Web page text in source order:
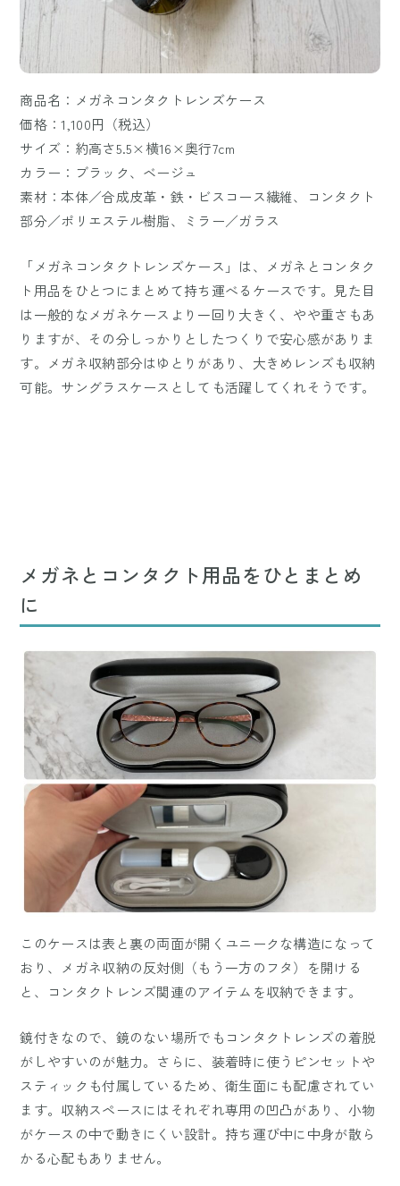
商品名：メガネコンタクトレンズケース
価格：1,100円（税込）
サイズ：約高さ5.5×横16×奥行7cm
カラー：ブラック、ベージュ
素材：本体／合成皮革・鉄・ビスコース繊維、コンタクト
部分／ポリエステル樹脂、ミラー／ガラス
「メガネコンタクトレンズケース」は、メガネとコンタク
ト用品をひとつにまとめて持ち運べるケースです。見た目
は一般的なメガネケースより一回り大きく、やや重さもあ
りますが、その分しっかりとしたつくりで安心感がありま
す。メガネ収納部分はゆとりがあり、大きめレンズも収納
可能。サングラスケースとしても活躍してくれそうです。
メガネとコンタクト用品をひとまとめ
に
このケースは表と裏の両面が開くユニークな構造になって
おり、メガネ収納の反対側（もう一方のフタ）を開ける
と、コンタクトレンズ関連のアイテムを収納できます。
鏡付きなので、鏡のない場所でもコンタクトレンズの着脱
がしやすいのが魅力。さらに、装着時に使うピンセットや
スティックも付属しているため、衛生面にも配慮されてい
ます。収納スペースにはそれぞれ専用の凹凸があり、小物
がケースの中で動きにくい設計。持ち運び中に中身が散ら
かる心配もありません。